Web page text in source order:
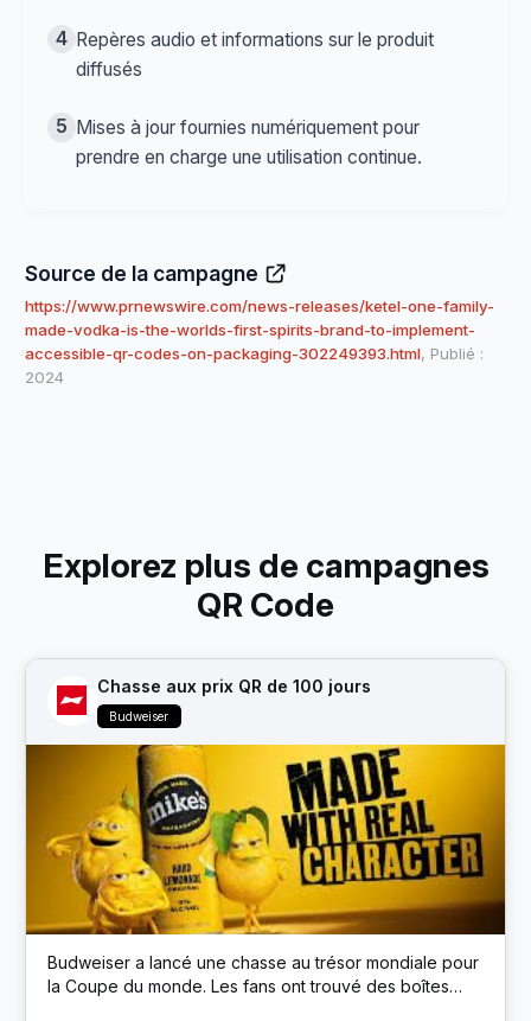
4 Repères audio et informations sur le produit
diffusés
5 Mises à jour fournies numériquement pour
prendre en charge une utilisation continue.
Source de la campagne
https://www.prnewswire.com/news-releases/ketel-one-family-
made-vodka-is-the-worlds-first-spirits-brand-to-implement-
accessible-qr-codes-on-packaging-302249393.html, Publié :
2024
Explorez plus de campagnes
QR Code
Chasse aux prix QR de 100 jours
Budweiser
Budweiser a lancé une chasse au trésor mondiale pour
la Coupe du monde. Les fans ont trouvé des boîtes